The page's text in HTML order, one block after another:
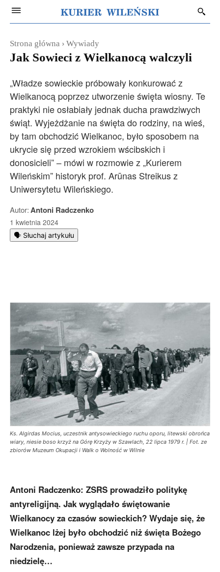
Strona główna Wywiady
Jak Sowieci z Wielkanocą walczyli
„Władze sowieckie próbowały konkurować z
Wielkanocą poprzez utworzenie święta wiosny. Te
praktyki nie osłabiały jednak ducha prawdziwych
świąt. Wyjeżdżanie na święta do rodziny, na wieś,
by tam obchodzić Wielkanoc, było sposobem na
ukrycie się przed wzrokiem wścibskich i
donosicieli” – mówi w rozmowie z „Kurierem
Wileńskim” historyk prof. Arūnas Streikus z
Uniwersytetu Wileńskiego.
Autor:Antoni Radczenko
1 kwietnia 2024
🗣️ Słuchaj artykułu
Ks. Algirdas Mocius, uczestnik antysowieckiego ruchu oporu, litewski obrońca
wiary, niesie boso krzyż na Górę Krzyży w Szawlach, 22 lipca 1979 r. | Fot. ze
zbiorów Muzeum Okupacji i Walk o Wolność w Wilnie
Antoni Radczenko: ZSRS prowadziło politykę
antyreligijną. Jak wyglądało świętowanie
Wielkanocy za czasów sowieckich? Wydaje się, że
Wielkanoc lżej było obchodzić niż święta Bożego
Narodzenia, ponieważ zawsze przypada na
niedzielę…